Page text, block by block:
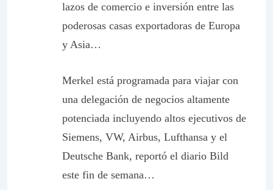
lazos de comercio e inversión entre las
poderosas casas exportadoras de Europa
y Asia…
Merkel está programada para viajar con
una delegación de negocios altamente
potenciada incluyendo altos ejecutivos de
Siemens, VW, Airbus, Lufthansa y el
Deutsche Bank, reportó el diario Bild
este fin de semana…